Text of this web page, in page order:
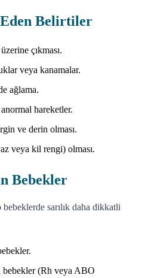
Belirtiler
çıkması.
veya kanamalar.
ağlama.
hareketler.
ve derin olması.
veya kil rengi) olması.
Bebekler
sarılık daha dikkatli
bebekler (Rh veya ABO